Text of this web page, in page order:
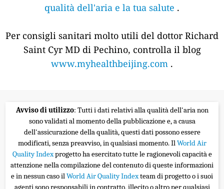
qualità dell'aria e la tua salute .
Per consigli sanitari molto utili del dottor Richard
Saint Cyr MD di Pechino, controlla il blog
www.myhealthbeijing.com .
Avviso di utilizzo: Tutti i dati relativi alla qualità dell'aria non
sono validati al momento della pubblicazione e, a causa
dell'assicurazione della qualità, questi dati possono essere
modificati, senza preavviso, in qualsiasi momento. IlWorld Air
Quality Indexprogetto ha esercitato tutte le ragionevoli capacità e
attenzione nella compilazione del contenuto di queste informazioni
e in nessun caso ilWorld Air Quality Indexteam di progetto o i suoi
agenti sono responsabili in contratto, illecito o altro per qualsiasi